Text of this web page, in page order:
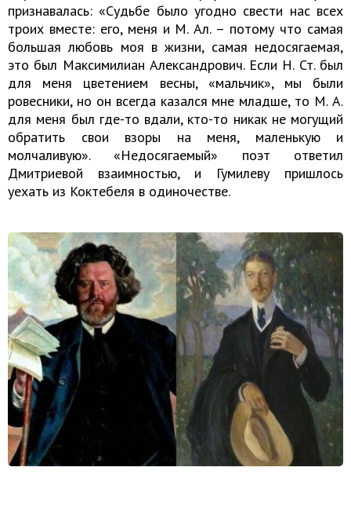
признавалась: «Судьбе было угодно свести нас всех
троих вместе: его, меня и М. Ал. – потому что самая
большая любовь моя в жизни, самая недосягаемая,
это был Максимилиан Александрович. Если Н. Ст. был
для меня цветением весны, «мальчик», мы были
ровесники, но он всегда казался мне младше, то М. А.
для меня был где-то вдали, кто-то никак не могущий
обратить свои взоры на меня, маленькую и
молчаливую». «Недосягаемый» поэт ответил
Дмитриевой взаимностью, и Гумилеву пришлось
уехать из Коктебеля в одиночестве.